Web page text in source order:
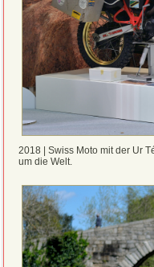
2018 | Swiss Moto mit der Ur
um die Welt.